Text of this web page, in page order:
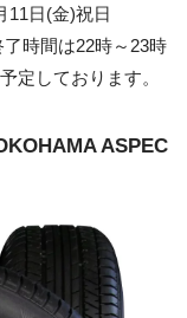
11日(金)祝日
時間は22時～23時
定しております。
ASPEC